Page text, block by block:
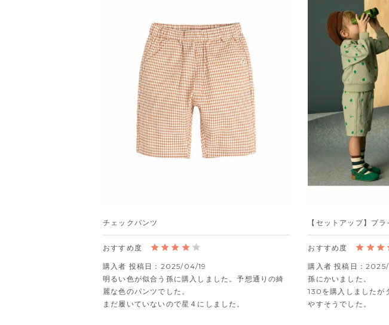
チェックパンツ
購入者 投稿日
2025/04/19
明るい色が似合う孫に購入しました。予想通りの綺
麗な色のパンツでした。
まだ履いていないので星４にしました。
【セットアップ】プ
購入者 投稿日
孫にかいました。
130を購入しましたが
やすそうでした。